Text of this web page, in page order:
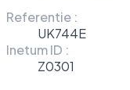
Referentie :
UK744E
Inetum ID :
Z0301